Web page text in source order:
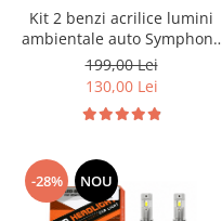
Kit 2 benzi acrilice lumini
ambientale auto Symphony
RGB, 110 cm + 35 cm, efect
curcubeu, Bluetooth, USB
199,00 Lei
130,00 Lei
-28% NOU